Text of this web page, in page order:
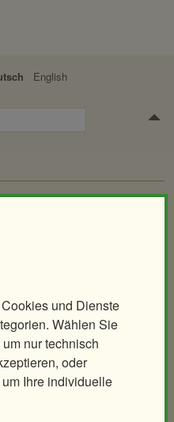
und Dienste
Wählen Sie
nur technisch
oder
Ihre individuelle
English
Panoramabahn
Shops im Zoo